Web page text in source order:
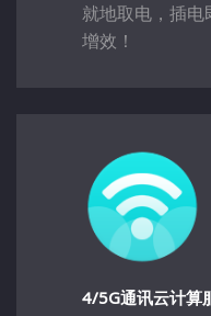
就地取电，插电
增效！
4/5G通讯云计算